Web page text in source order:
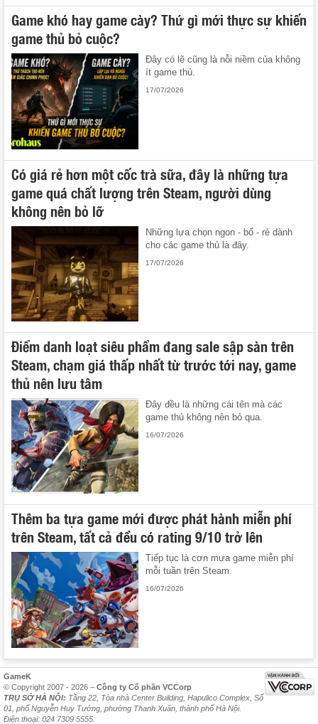
Game khó hay game cày? Thứ gì mới thực sự khiến
game thủ bỏ cuộc?
Đây có lẽ cũng là nỗi niềm của không
ít game thủ.
17/07/2026
Có giá rẻ hơn một cốc trà sữa, đây là những tựa
game quá chất lượng trên Steam, người dùng
không nên bỏ lỡ
Những lựa chọn ngon - bổ - rẻ dành
cho các game thủ là đây.
17/07/2026
Điểm danh loạt siêu phẩm đang sale sập sàn trên
Steam, chạm giá thấp nhất từ trước tới nay, game
thủ nên lưu tâm
Đây đều là những cái tên mà các
game thủ không nên bỏ qua.
16/07/2026
Thêm ba tựa game mới được phát hành miễn phí
trên Steam, tất cả đều có rating 9/10 trở lên
Tiếp tục là cơn mưa game miễn phí
mỗi tuần trên Steam.
16/07/2026
GameK
© Copyright 2007 - 2026 – Công ty Cổ phần VCCorp
TRỤ SỞ HÀ NỘI: Tầng 22, Tòa nhà Center Building, Hapulico Complex, Số
01, phố Nguyễn Huy Tưởng, phường Thanh Xuân, thành phố Hà Nội.
Điện thoại: 024 7309 5555.